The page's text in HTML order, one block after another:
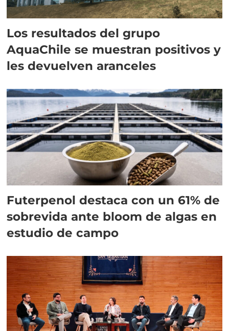
Los resultados del grupo
AquaChile se muestran positivos y
les devuelven aranceles
Futerpenol destaca con un 61% de
sobrevida ante bloom de algas en
estudio de campo